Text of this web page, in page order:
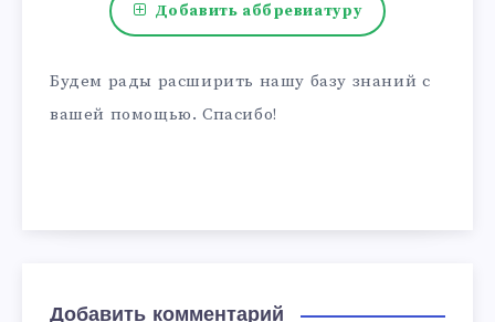
Добавить аббревиатуру
Будем рады расширить нашу базу знаний с
вашей помощью. Спасибо!
Добавить комментарий